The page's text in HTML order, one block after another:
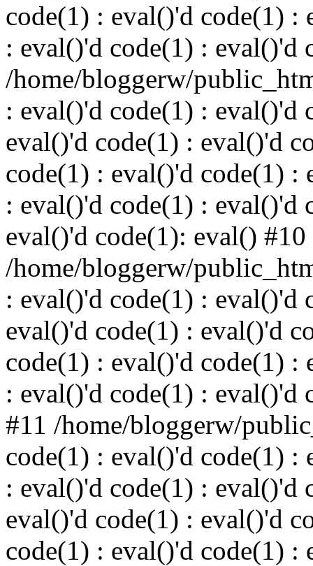
code(1) : eval()'d code(1) :
: eval()'d code(1) : eval()'d
/home/bloggerw/
: eval()'d code(1) : eval()'d
eval()'d code(1) : eval()'d
code(1) : eval()'d code(1) :
: eval()'d code(1) : eval()'d
eval()'d code(1): eval() #10
/home/bloggerw/
: eval()'d code(1) : eval()'d
eval()'d code(1) : eval()'d
code(1) : eval()'d code(1) :
: eval()'d code(1) : eval()'d
#11 /home/bloggerw/
code(1) : eval()'d code(1) :
: eval()'d code(1) : eval()'d
eval()'d code(1) : eval()'d
code(1) : eval()'d code(1) :